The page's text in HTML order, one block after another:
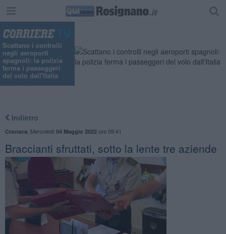
Scattano i controlli
negli aeroporti
spagnoli: la polizia
ferma i passeggeri
del volo dall'Italia
Indietro
Cronaca Mercoledì 04 Maggio 2022ore 09:41
Braccianti sfruttati, sotto la lente tre aziende